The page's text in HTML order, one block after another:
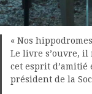
« Nos
Le livre s’ouvre,
cet esprit d’amitié
président de la